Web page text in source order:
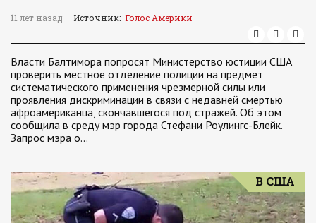
11 лет назад Источник: Голос Америки
Власти Балтимора попросят Министерство юстиции США
проверить местное отделение полиции на предмет
систематического применения чрезмерной силы или
проявления дискриминации в связи с недавней смертью
афроамериканца, скончавшегося под стражей. Об этом
сообщила в среду мэр города Стефани Роулингс-Блейк.
Запрос мэра о…
В США